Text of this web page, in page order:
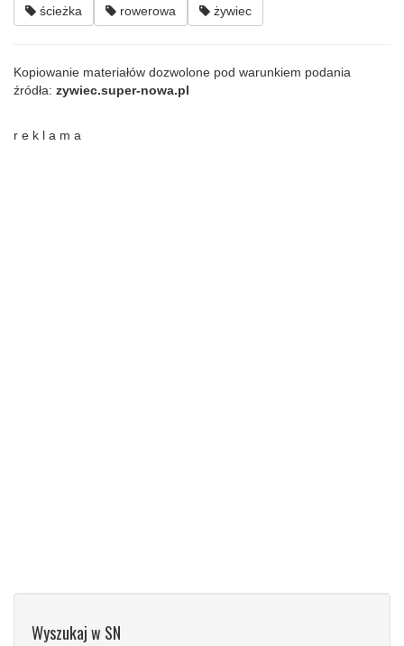
ścieżka rowerowa żywiec
Kopiowanie materiałów dozwolone pod warunkiem podania
źródła: zywiec.super-nowa.pl
r e k l a m a
Wyszukaj w SN